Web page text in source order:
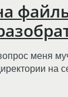
меня
на